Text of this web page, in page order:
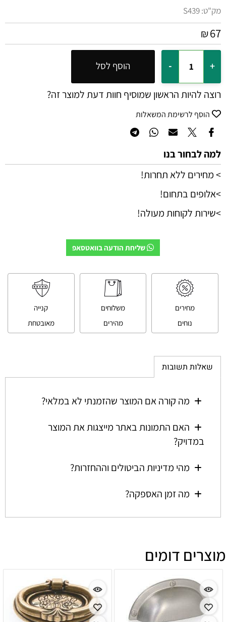
מק"ט:S439
₪67
הוסף לסל
רוצה להיות הראשון שמוסיף חוות דעת למוצר זה?
הוסף לרשימת המשאלות
למה לבחור בנו
> מחירים ללא תחרות!
>אלופים בתחום!
>שירות לקוחות מעולה!
שליחת הודעה בוואטסאפ
מחירים
נוחים
משלוחים
מהירים
קנייה
מאובטחת
שאלות תשובות
מה קורה אם המוצר שהזמנתי לא במלאי?
האם התמונות באתר מייצגות את המוצר
במדויק?
מהי מדיניות הביטולים וההחזרות?
מה זמן האספקה?
מוצרים דומים